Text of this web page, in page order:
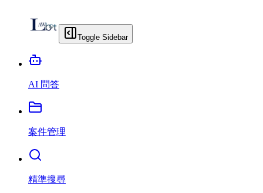
Toggle Sidebar
AI 問答
案件管理
精準搜尋